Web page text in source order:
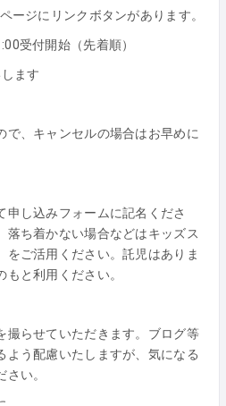
ージにリンクボタンがあります。
受付開始（先着順）
ます
で、キャンセルの場合はお早めに
申し込みフォームに記名くださ
落ち着かない場合などはキッズス
をご活用ください。託児はありま
と利用ください。
撮らせていただきます。ブログ等
よう配慮いたしますが、気になる
い。